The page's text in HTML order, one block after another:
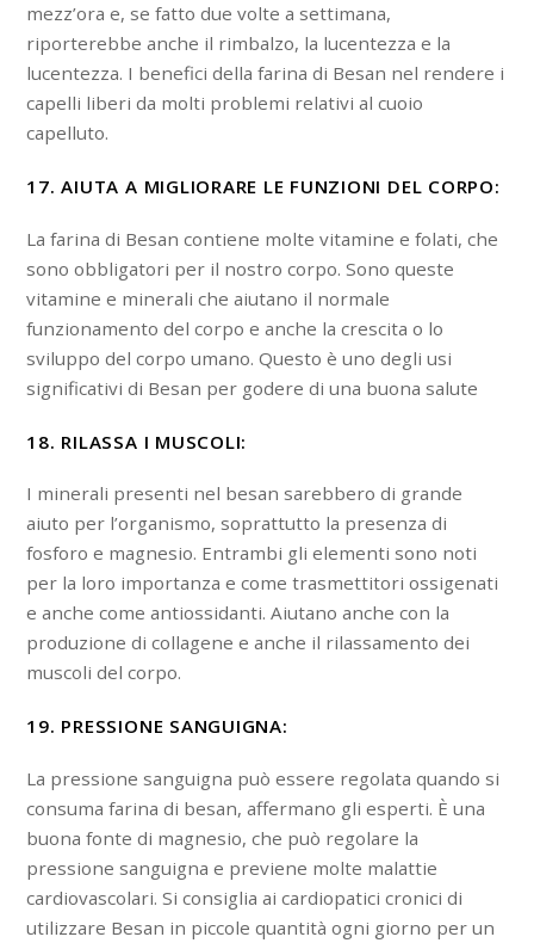
mezz’ora e, se fatto due volte a settimana,
riporterebbe anche il rimbalzo, la lucentezza e la
lucentezza. I benefici della farina di Besan nel rendere i
capelli liberi da molti problemi relativi al cuoio
capelluto.
17. AIUTA A MIGLIORARE LE FUNZIONI DEL CORPO:
La farina di Besan contiene molte vitamine e folati, che
sono obbligatori per il nostro corpo. Sono queste
vitamine e minerali che aiutano il normale
funzionamento del corpo e anche la crescita o lo
sviluppo del corpo umano. Questo è uno degli usi
significativi di Besan per godere di una buona salute
18. RILASSA I MUSCOLI:
I minerali presenti nel besan sarebbero di grande
aiuto per l’organismo, soprattutto la presenza di
fosforo e magnesio. Entrambi gli elementi sono noti
per la loro importanza e come trasmettitori ossigenati
e anche come antiossidanti. Aiutano anche con la
produzione di collagene e anche il rilassamento dei
muscoli del corpo.
19. PRESSIONE SANGUIGNA:
La pressione sanguigna può essere regolata quando si
consuma farina di besan, affermano gli esperti. È una
buona fonte di magnesio, che può regolare la
pressione sanguigna e previene molte malattie
cardiovascolari. Si consiglia ai cardiopatici cronici di
utilizzare Besan in piccole quantità ogni giorno per un